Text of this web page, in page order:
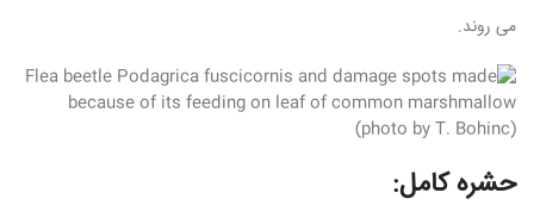
می روند.
حشره کامل: